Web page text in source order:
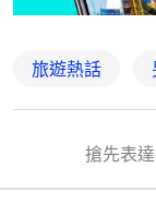
旅遊熱話
搶先表達